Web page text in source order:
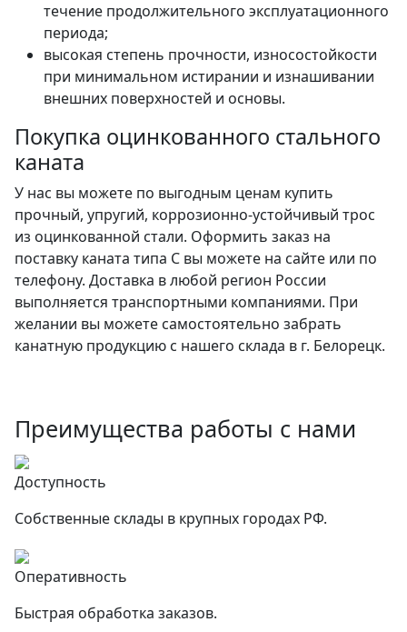
течение продолжительного эксплуатационного
периода;
высокая степень прочности, износостойкости
при минимальном истирании и изнашивании
внешних поверхностей и основы.
Покупка оцинкованного стального
каната
У нас вы можете по выгодным ценам купить
прочный, упругий, коррозионно-устойчивый трос
из оцинкованной стали. Оформить заказ на
поставку каната типа C вы можете на сайте или по
телефону. Доставка в любой регион России
выполняется транспортными компаниями. При
желании вы можете самостоятельно забрать
канатную продукцию с нашего склада в г. Белорецк.
Преимущества работы с нами
Доступность
Собственные склады в крупных городах РФ.
Оперативность
Быстрая обработка заказов.